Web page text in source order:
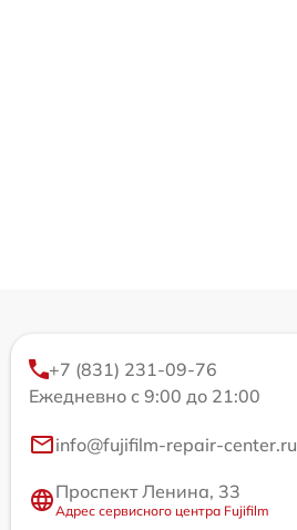
+7 (831) 231-09-76
Ежедневно с 9:00 до 21:00
info@fujifilm-repair-center.ru
Проспект Ленина, 33
Адрес сервисного центра Fujifilm